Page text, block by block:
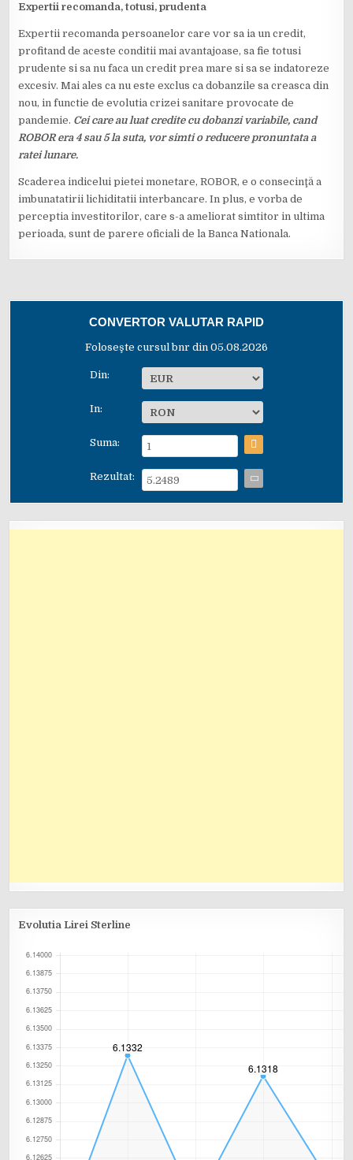
Expertii recomanda, totusi, prudenta
Expertii recomanda persoanelor care vor sa ia un credit,
profitand de aceste conditii mai avantajoase, sa fie totusi
prudente si sa nu faca un credit prea mare si sa se indatoreze
excesiv. Mai ales ca nu este exclus ca dobanzile sa creasca din
nou, in functie de evolutia crizei sanitare provocate de
pandemie. Cei care au luat credite cu dobanzi variabile, cand
ROBOR era 4 sau 5 la suta, vor simti o reducere pronuntata a
ratei lunare.
Scaderea indicelui pietei monetare, ROBOR, e o consecinţă a
imbunatatirii lichiditatii interbancare. In plus, e vorba de
perceptia investitorilor, care s-a ameliorat simtitor in ultima
perioada, sunt de parere oficiali de la Banca Nationala.
CONVERTOR VALUTAR RAPID
Foloseşte cursul bnr din 05.08.2026
Din:
In:
Suma:
Rezultat:
Evolutia Lirei Sterline